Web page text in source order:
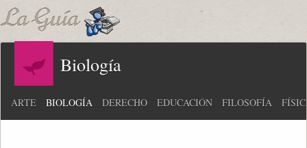
Biología
ARTE BIOLOGÍA DERECHO EDUCACIÓN FILOSOFÍA